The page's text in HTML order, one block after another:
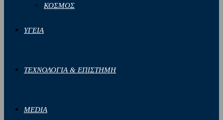
ΚΟΣΜΟΣ
ΥΓΕΙΑ
ΤΕΧΝΟΛΟΓΙΑ & ΕΠΙΣΤΗΜΗ
MEDIA